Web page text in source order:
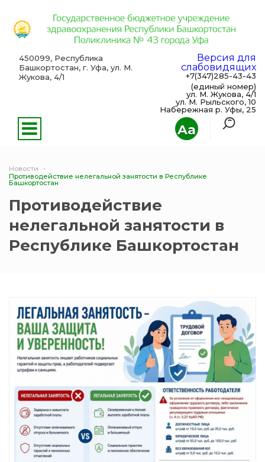
Aa
450099, Республика
Башкортостан, г. Уфа, ул. М.
Жукова, 4/1
Версия для
слабовидящих
+7(347)285-43-43
(единый номер)
ул. М. Жукова, 4/1
ул. М. Рыльского, 10
Набережная р. Уфы, 25
Новости
Противодействие нелегальной занятости в Республике
Башкортостан
Противодействие
нелегальной занятости в
Республике Башкортостан